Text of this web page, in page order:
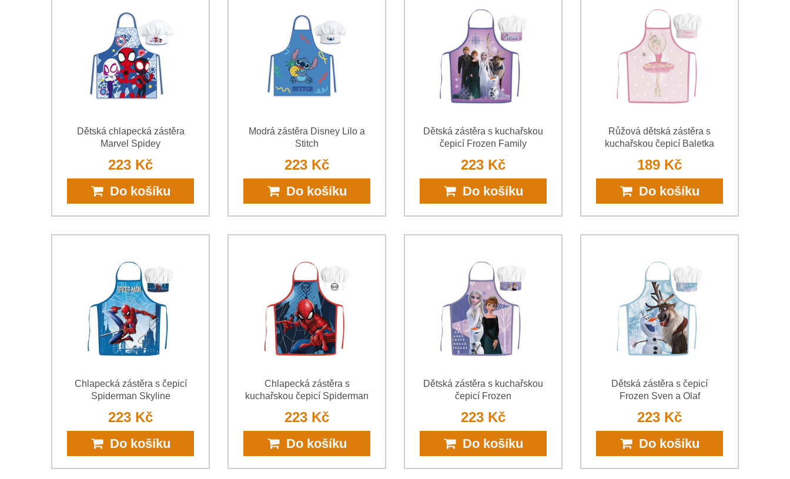
Dětská chlapecká zástěra
Marvel Spidey
223 Kč
Do košíku
Modrá zástěra Disney Lilo a
Stitch
223 Kč
Do košíku
Dětská zástěra s kuchařskou
čepicí Frozen Family
223 Kč
Do košíku
Růžová dětská zástěra s
kuchařskou čepicí Baletka
189 Kč
Do košíku
Chlapecká zástěra s čepicí
Spiderman Skyline
223 Kč
Do košíku
Chlapecká zástěra s
kuchařskou čepicí Spiderman
223 Kč
Do košíku
Dětská zástěra s kuchařskou
čepicí Frozen
223 Kč
Do košíku
Dětská zástěra s čepicí
Frozen Sven a Olaf
223 Kč
Do košíku